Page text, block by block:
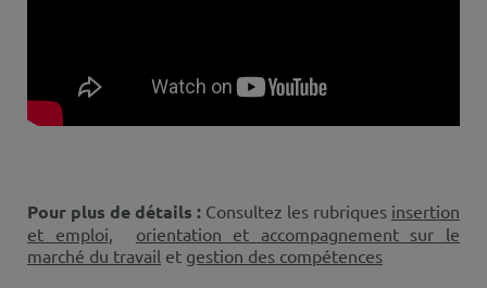
Pour plus de détails : Consultez les rubriques insertion
et emploi
orientation et accompagnement sur le
marché du travail et gestion des compétences